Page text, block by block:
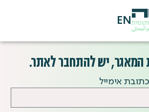
EN
המאגר, יש להתחבר לאתר.
אימייל